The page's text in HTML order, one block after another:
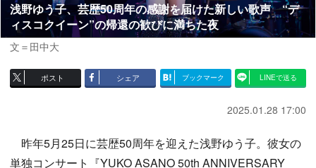
浅野ゆう子、芸歴50周年の感謝を届けた新しい歌声 “デ
ィスコクイーン”の帰還の歓びに満ちた夜
文＝田中大
ポスト シェア ブックマーク LINEで送る
2025.01.28 17:00
昨年5月25日に芸歴50周年を迎えた浅野ゆう子。彼女の
単独コンサート『YUKO ASANO 50th ANNIVERSARY